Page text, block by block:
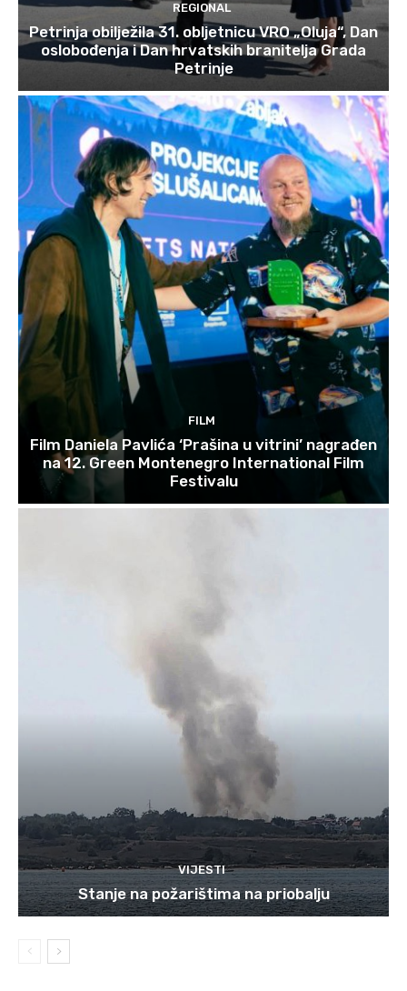
REGIONAL
Petrinja obilježila 31. obljetnicu VRO „Oluja“, Dan
oslobođenja i Dan hrvatskih branitelja Grada
Petrinje
FILM
Film Daniela Pavlića ‘Prašina u vitrini’ nagrađen
na 12. Green Montenegro International Film
Festivalu
VIJESTI
Stanje na požarištima na priobalju